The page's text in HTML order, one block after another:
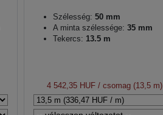
Szélesség: 50 mm
A minta szélessége: 35 mm
Tekercs: 13.5 m
4 542,35 HUF / csomag (13,5 m)